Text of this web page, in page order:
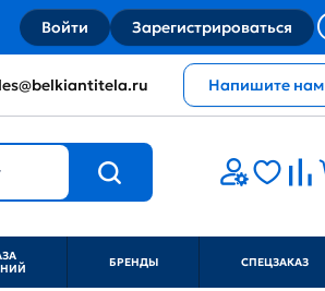
Войти Зарегистрироваться
Напишите нам
БРЕНДЫ СПЕЦЗАКАЗ